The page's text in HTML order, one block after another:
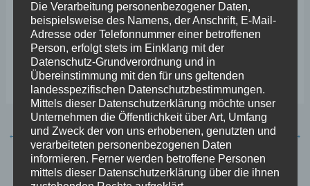
gefordert, die Verordnung außer Kraft zu setzen. Wäre
ich Justizminister, würde ich dieses Treiben meiner
Ministerkollegen nicht länger mitansehen. Herbert
Mertin, handeln Sie endlich!“
← Vorheriger Beitrag Nächster Beitrag →
Die Verarbeitung personenbezogener Daten,
beispielsweise des Namens, der Anschrift, E-Mail-
Adresse oder Telefonnummer einer betroffenen
Person, erfolgt stets im Einklang mit der
Datenschutz-Grundverordnung und in
Übereinstimmung mit den für uns geltenden
landesspezifischen Datenschutzbestimmungen.
Mittels dieser Datenschutzerklärung möchte unser
Unternehmen die Öffentlichkeit über Art, Umfang
und Zweck der von uns erhobenen, genutzten und
verarbeiteten personenbezogenen Daten
informieren. Ferner werden betroffene Personen
mittels dieser Datenschutzerklärung über die ihnen